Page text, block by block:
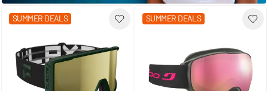
SUMMER DEALS SUMMER DEALS